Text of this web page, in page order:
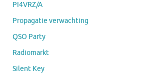
PI4VRZ/A
Propagatie verwachting
QSO Party
Radiomarkt
Silent Key